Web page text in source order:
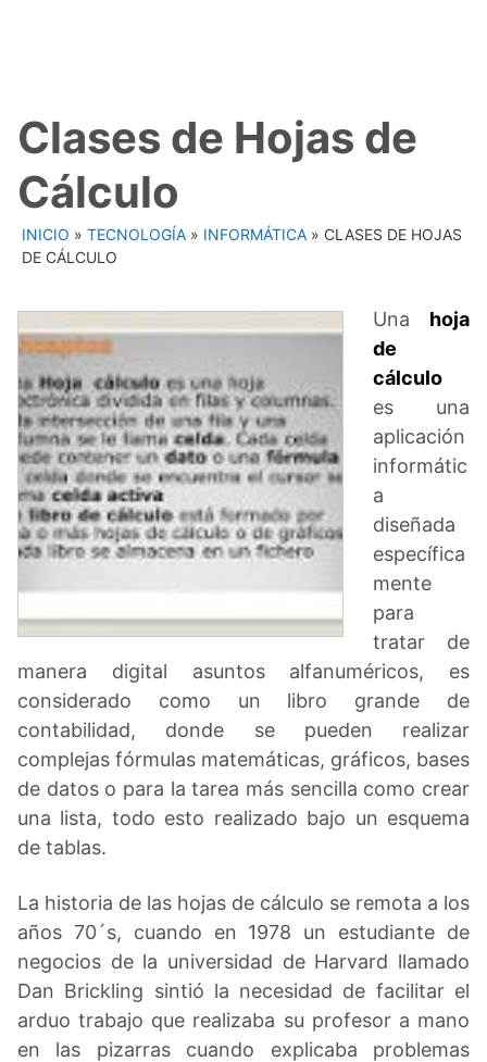
Clases de Hojas de
Cálculo
INICIO » TECNOLOGÍA » INFORMÁTICA » CLASES DE HOJAS
DE CÁLCULO
Una hoja
de
cálculo
es una
aplicación
informátic
a
diseñada
específica
mente
para
tratar de
manera digital asuntos alfanuméricos, es
considerado como un libro grande de
contabilidad, donde se pueden realizar
complejas fórmulas matemáticas, gráficos, bases
de datos o para la tarea más sencilla como crear
una lista, todo esto realizado bajo un esquema
de tablas.
La historia de las hojas de cálculo se remota a los
años 70´s, cuando en 1978 un estudiante de
negocios de la universidad de Harvard llamado
Dan Brickling sintió la necesidad de facilitar el
arduo trabajo que realizaba su profesor a mano
en las pizarras cuando explicaba problemas